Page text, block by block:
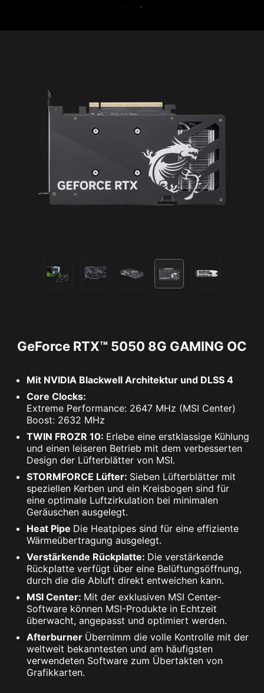
GeForce RTX™ 5050 8G GAMING OC
Mit NVIDIA Blackwell Architektur und DLSS 4
Core Clocks:
Extreme Performance: 2647 MHz (MSI Center)
Boost: 2632 MHz
TWIN FROZR 10: Erlebe eine erstklassige Kühlung
und einen leiseren Betrieb mit dem verbesserten
Design der Lüfterblätter von MSI.
STORMFORCE Lüfter: Sieben Lüfterblätter mit
speziellen Kerben und ein Kreisbogen sind für
eine optimale Luftzirkulation bei minimalen
Geräuschen ausgelegt.
Heat Pipe Die Heatpipes sind für eine effiziente
Wärmeübertragung ausgelegt.
Verstärkende Rückplatte: Die verstärkende
Rückplatte verfügt über eine Belüftungsöffnung,
durch die die Abluft direkt entweichen kann.
MSI Center: Mit der exklusiven MSI Center-
Software können MSI-Produkte in Echtzeit
überwacht, angepasst und optimiert werden.
Afterburner Übernimm die volle Kontrolle mit der
weltweit bekanntesten und am häufigsten
verwendeten Software zum Übertakten von
Grafikkarten.